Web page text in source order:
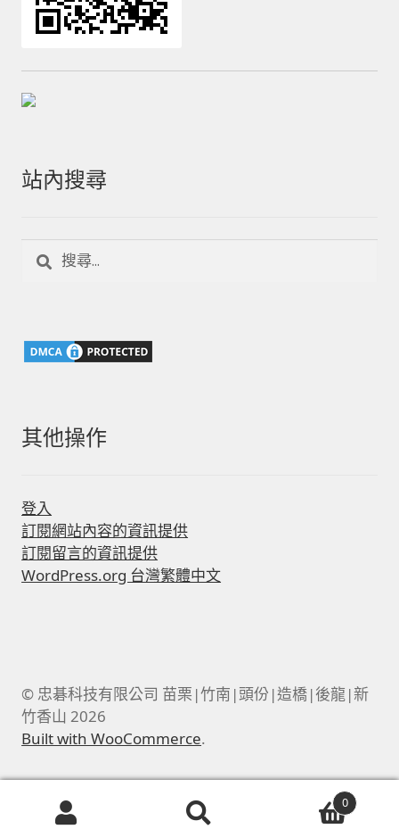
站內搜尋
字:
其他操作
登入
訂閱網站內容的資訊提供
訂閱留言的資訊提供
WordPress.org 台灣繁體中文
© 忠碁科技有限公司 苗栗|竹南|頭份|造橋|後龍|新
竹香山 2026
Built with WooCommerce.
0